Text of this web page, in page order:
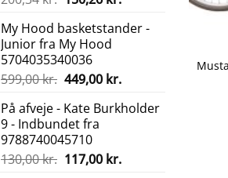
pris
var:
200,34 kr..
pris
My Hood basketstander -
Junior fra My Hood
5704035340036
599,00kr. Den
pris
var:
599,00 kr..
449,00 kr.Den
pris
På afveje - Kate Burkholder
9 - Indbundet fra
9788740045710
130,00kr. Den
117,00 kr.Den